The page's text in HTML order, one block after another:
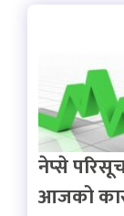
नेप्से
आजको